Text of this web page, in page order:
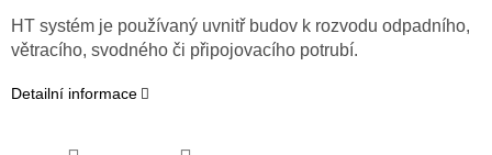
HT systém je používaný uvnitř budov k rozvodu odpadního,
větracího, svodného či připojovacího potrubí.
Detailní informace